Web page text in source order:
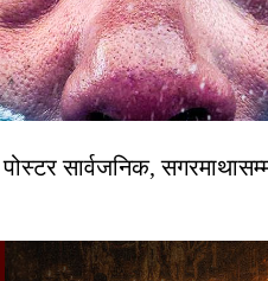
सार्वजनिक,